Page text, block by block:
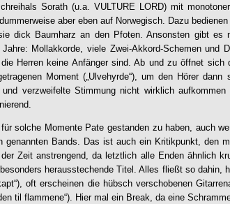
Sorath (u.a. VULTURE LORD) mit
aber eben auf Norwegisch. Dazu
dick Baumharz an den Pfoten. Ansonsten gibt es
Mollakkorde, viele Zwei-Akkord-Schemen und
Herren keine Anfänger sind. Ab und zu öffnet sich
Moment („Ulvehyrde“), um den Hörer
verzweifelte Stimmung nicht wirklich aufkommen
solche Momente Pate gestanden zu haben, auch
genannten Bands. Das ist auch ein Kritikpunkt, den
Zeit anstrengend, da letztlich alle Enden ähnlich
herausstechende Titel. Alles fließt so dahin,
oft erscheinen die hübsch verschobenen
til flammene“). Hier mal ein Break, da eine